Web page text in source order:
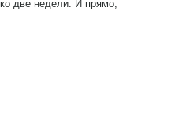
две недели. И прямо,
указу. Потом правда
ожидал, что все так скоро
им видите, захотелось. И